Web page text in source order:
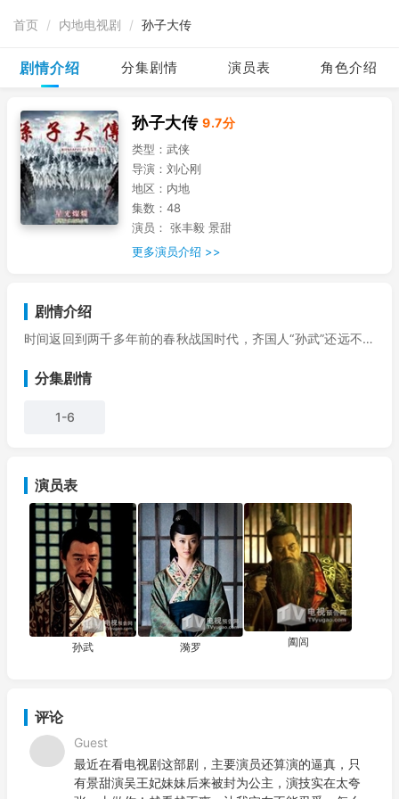
首页 / 内地电视剧 / 孙子大传
剧情介绍 分集剧情 演员表 角色介绍
孙子大传 9.7分
类型： 武侠
导演： 刘心刚
地区： 内地
集数： 48
演员： 张丰毅 景甜
更多演员介绍 >>
剧情介绍
时间返回到两千多年前的春秋战国时代，齐国人“孙武”还远不是
负的异乡之客。家族的变故将他推离了故乡，而吴宫台的情势逼
奇女子漪罗的种种爱恨情仇。从背井离乡的逃亡之人，到官拜吴
落为
分集剧情
1-6
演员表
孙武 漪罗 阖闾
评论
Guest
最近在看电视剧这部剧，主要演员还算演的逼真，只
有景甜演吴王妃妹妹后来被封为公主，演技实在太夸